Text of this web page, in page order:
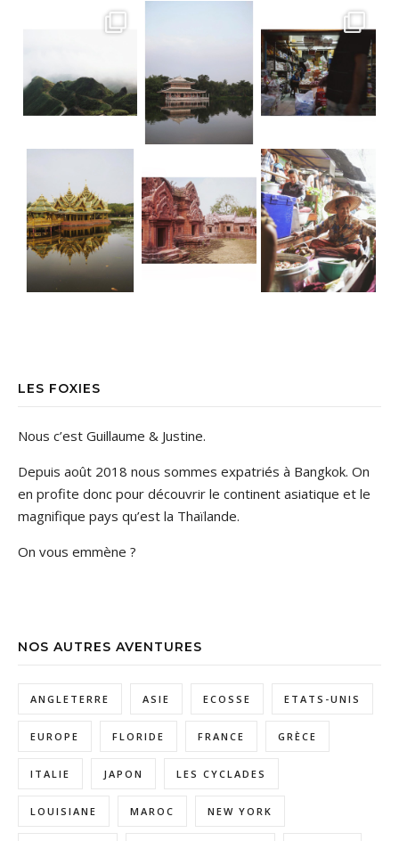
LES FOXIES
Nous c’est Guillaume & Justine.
Depuis août 2018 nous sommes expatriés à Bangkok. On
en profite donc pour découvrir le continent asiatique et le
magnifique pays qu’est la Thaïlande.
On vous emmène ?
NOS AUTRES AVENTURES
ANGLETERRE ASIE ECOSSE ETATS-UNIS
EUROPE FLORIDE FRANCE GRÈCE
ITALIE JAPON LES CYCLADES
LOUISIANE MAROC NEW YORK